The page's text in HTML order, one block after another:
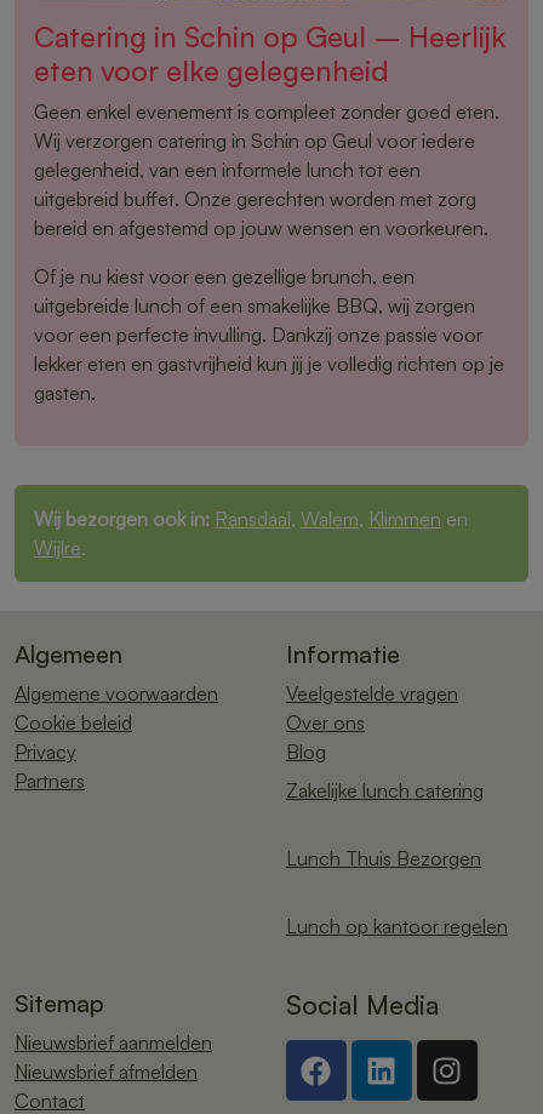
Catering in Schin op Geul – Heerlijk
eten voor elke gelegenheid
Geen enkel evenement is compleet zonder goed eten.
Wij verzorgen catering in Schin op Geul voor iedere
gelegenheid, van een informele lunch tot een
uitgebreid buffet. Onze gerechten worden met zorg
bereid en afgestemd op jouw wensen en voorkeuren.
Of je nu kiest voor een gezellige brunch, een
uitgebreide lunch of een smakelijke BBQ, wij zorgen
voor een perfecte invulling. Dankzij onze passie voor
lekker eten en gastvrijheid kun jij je volledig richten op je
gasten.
Wij bezorgen ook in: Ransdaal, Walem, Klimmen en
Wijlre.
Algemeen
Algemene voorwaarden
Cookie beleid
Privacy
Partners
Informatie
Veelgestelde vragen
Over ons
Blog
Zakelijke lunch catering
Lunch Thuis Bezorgen
Lunch op kantoor regelen
Sitemap
Nieuwsbrief aanmelden
Nieuwsbrief afmelden
Contact
Social Media